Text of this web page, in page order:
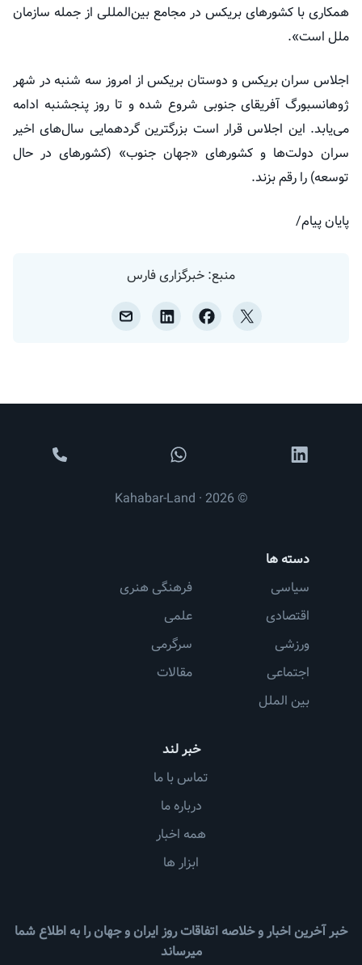
همکاری با کشورهای بریکس در مجامع بین‌المللی از جمله سازمان
ملل است».
اجلاس سران بریکس و دوستان بریکس از امروز سه شنبه در شهر
ژوهانسبورگ آفریقای جنوبی شروع شده و تا روز پنجشنبه ادامه
می‌یابد. این اجلاس قرار است بزرگترین گردهمایی سال‌های اخیر
سران دولت‌ها و کشورهای «جهان جنوب» (کشورهای در حال
توسعه) را رقم بزند.
پایان پیام/
منبع: خبرگزاری فارس
خبر آخرین اخبار و خلاصه اتفاقات روز ایران و جهان را به اطلاع شما
میرساند
خبر لند
تماس با ما
درباره ما
همه اخبار
ابزار ها
دسته ها
سیاسی
اقتصادی
ورزشی
اجتماعی
بین الملل
فرهنگی هنری
علمی
سرگرمی
مقالات
© 2026 · Kahabar-Land